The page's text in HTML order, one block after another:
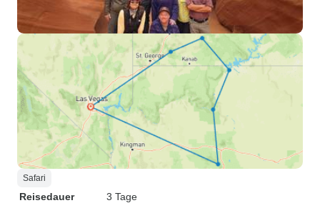
Safari
Reisedauer
3 Tage